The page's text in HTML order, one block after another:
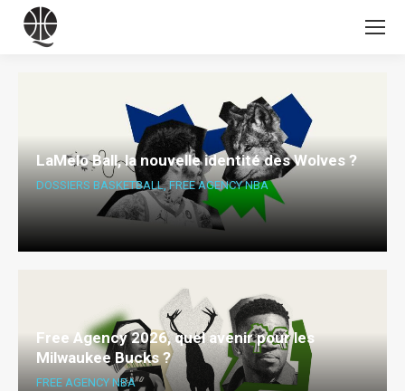
LaMelo Ball, la nouvelle identité des Wolves ?
DOSSIERS BASKETBALL,FREE AGENCY NBA
Free Agency 2026, quel avenir pour les
Milwaukee Bucks ?
FREE AGENCY NBA